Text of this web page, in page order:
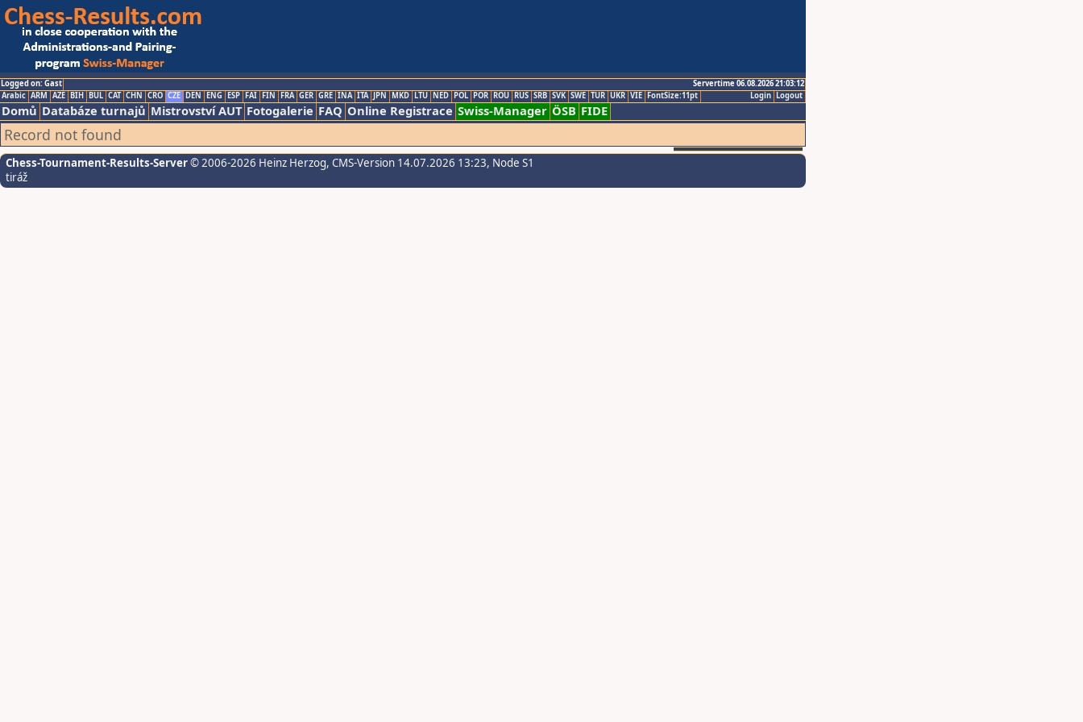
Logged on: Gast
Servertime 06.08.2026 21:03:12
Logout
Login
Arabic ARM AZE BIH BUL CAT CHN CRO CZE DEN ENG ESP FAI FIN FRA GER GRE INA ITA JPN MKD LTU NED POL POR ROU RUS SRB SVK SWE TUR UKR VIE FontSize:11pt
Domů Databáze turnajů Mistrovství AUT Fotogalerie FAQ Online Registrace Swiss-Manager ÖSB FIDE
Record not found
Chess-Tournament-Results-Server© 2006-2026 Heinz Herzog, CMS-Version 14.07.2026 13:23, Node S1
tiráž